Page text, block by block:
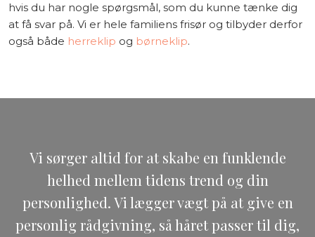
hvis du har nogle spørgsmål, som du kunne tænke dig
at få svar på. Vi er hele familiens frisør og tilbyder derfor
også både herreklip og børneklip.
​Vi sørger altid for at skabe en funklende
helhed mellem tidens trend og din
personlighed. ​Vi lægger vægt på at give en
personlig rådgivning, så håret passer til dig,